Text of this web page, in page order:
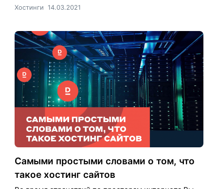
Хостинги 14.03.2021
Самыми простыми словами о том, что
такое хостинг сайтов